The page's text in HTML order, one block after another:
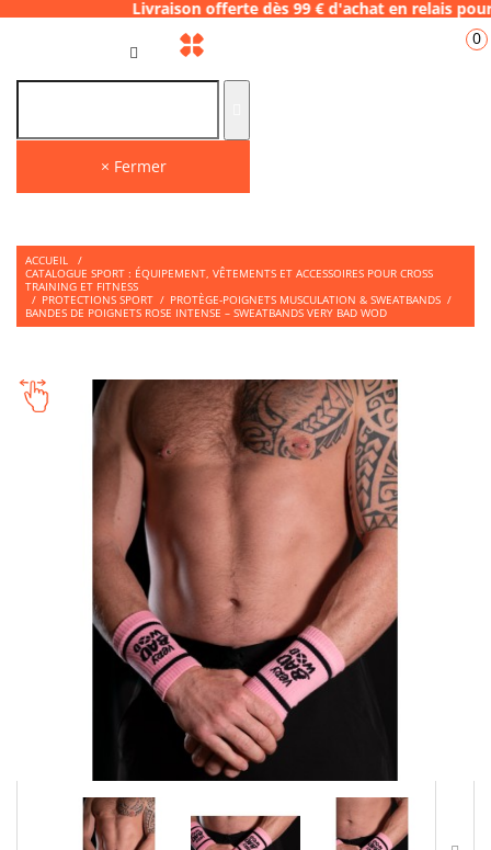
Livraison offerte dès 99 € d'achat en
× Fermer
0
ACCUEIL
/
CATALOGUE SPORT : ÉQUIPEMENT, VÊTEMENTS ET ACCESSOIRES POUR CROSS
TRAINING ET FITNESS
/ PROTECTIONS SPORT / PROTÈGE-POIGNETS MUSCULATION & SWEATBANDS /
BANDES DE POIGNETS ROSE INTENSE – SWEATBANDS VERY BAD WOD